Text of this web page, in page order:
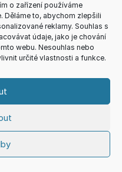
o zařízení používáme
Děláme to, abychom zlepšili
reklamy. Souhlas s
údaje, jako je chování
webu. Nesouhlas nebo
určité vlastnosti a funkce.
zveřejněna.